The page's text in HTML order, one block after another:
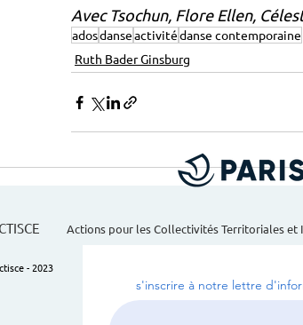
Avec Tsochun, Flore Ellen,
adosdanseactivitédanse contemporaine
Ruth Bader Ginsburg
Actions pour les Collectivités Territoriales
- 2023
s'inscrire à notre lettre